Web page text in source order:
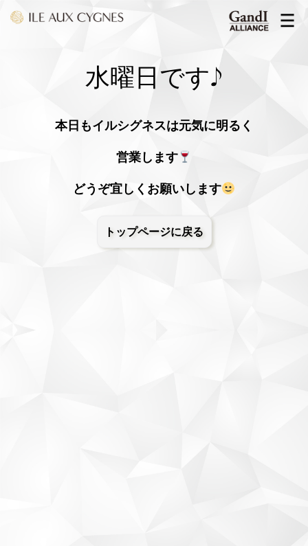
水曜日です♪
本日もイルシグネスは元気に明るく
営業します
どうぞ宜しくお願いします
トップページに戻る